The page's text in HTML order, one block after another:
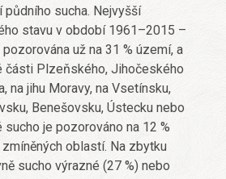
půdního sucha. Nejvyšší
stavu v období 1961–2015 –
už na 31 % území, a
části Plzeňského, Jihočeského
na jihu Moravy, na Vsetínsku,
Benešovsku, Ústecku nebo
sucho je pozorováno na 12 %
oblastí. Na zbytku
sucho výrazné (27 %) nebo